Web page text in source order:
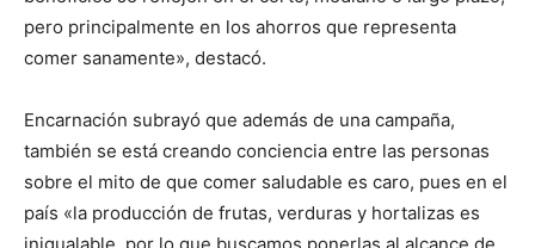
pero principalmente en los ahorros que representa
comer sanamente», destacó.
Encarnación subrayó que además de una campaña,
también se está creando conciencia entre las personas
sobre el mito de que comer saludable es caro, pues en el
país «la producción de frutas, verduras y hortalizas es